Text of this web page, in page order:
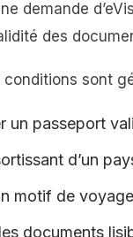
demande
des
conditions sont
un passeport
d’un
motif de
documents